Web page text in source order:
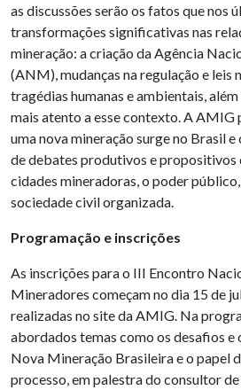
as discussões serão os fatos que nos
transformações significativas nas
mineração: a criação da Agência
(ANM), mudanças na regulação e leis
tragédias humanas e ambientais,
mais atento a esse contexto. A AMIG
uma nova mineração surge no Brasil e
de debates produtivos e propositivos
cidades mineradoras, o poder público,
sociedade civil organizada.
Programação e inscrições
As inscrições para o III Encontro
Mineradores começam no dia 15 de
realizadas no site da AMIG. Na
abordados temas como os desafios e
Nova Mineração Brasileira e o papel
processo, em palestra do consultor de